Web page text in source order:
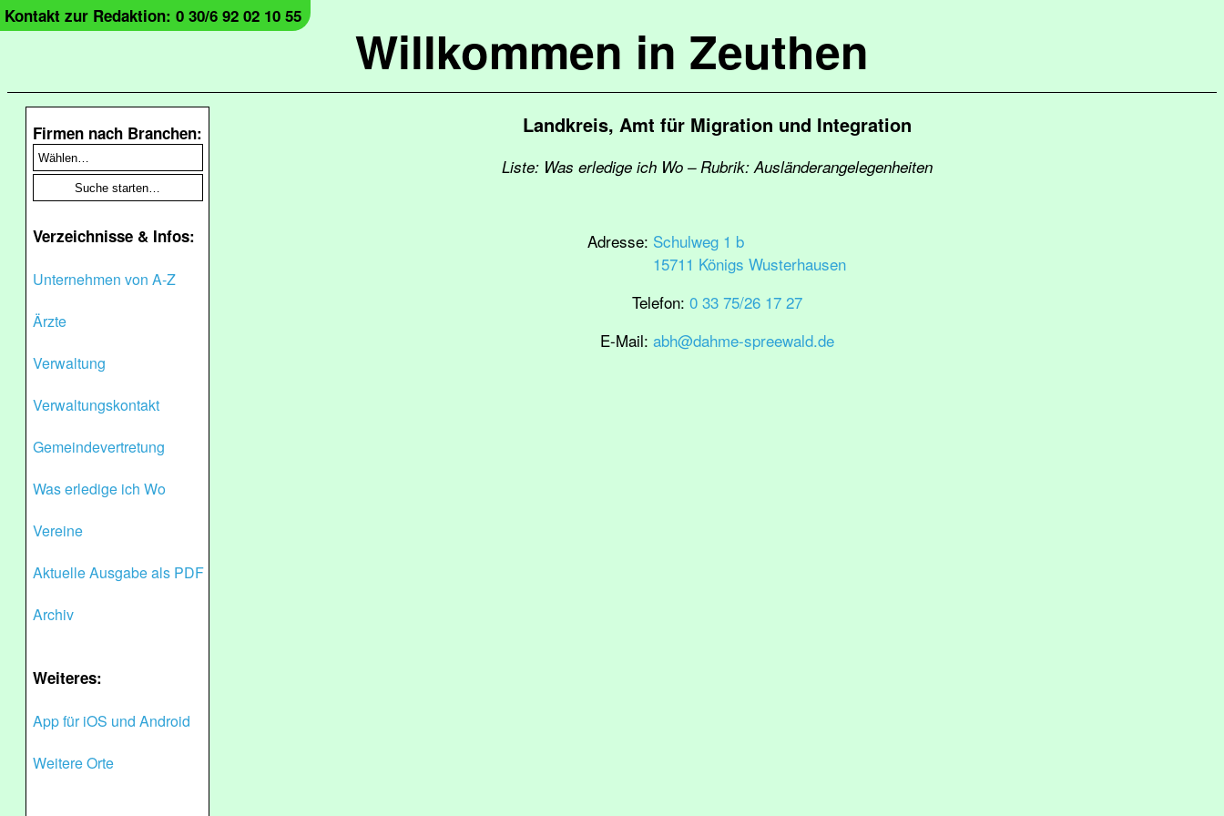
Willkommen in Zeuthen
Kontakt zur Redaktion: 0 30/6 92 02 10 55
Firmen nach Branchen:
Verzeichnisse & Infos:
Unternehmen von A-Z
Ärzte
Verwaltung
Verwaltungskontakt
Gemeindevertretung
Was erledige ich Wo
Vereine
Aktuelle Ausgabe als PDF
Archiv
Weiteres:
App für iOS und Android
Weitere Orte
Landkreis, Amt für Migration und Integration
Liste: Was erledige ich Wo – Rubrik: Ausländerangelegenheiten
Adresse: Schulweg 1 b
15711 Königs Wusterhausen
Telefon: 0 33 75/26 17 27
E-Mail: abh@dahme-spreewald.de